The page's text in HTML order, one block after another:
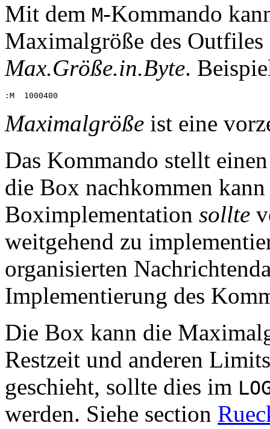
Mit dem M-Kommando
Maximalgröße des
Max.Größe.in.Byte.
Maximalgröße ist eine
Das Kommando stellt
die Box nachkommen
Boximplementation sollte
weitgehend zu
organisierten
Implementierung des
Die Box kann die
Restzeit und anderen
geschieht, sollte dies im
werden. Siehe section